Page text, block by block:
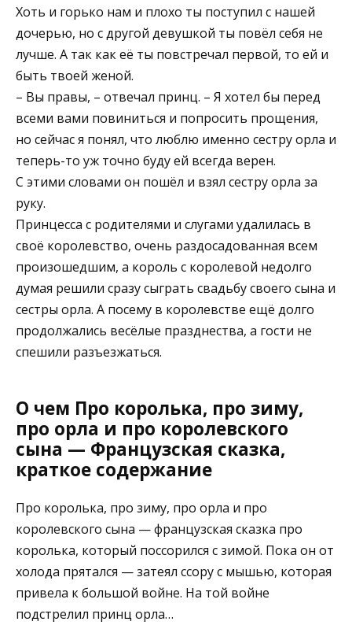
Хоть и горько нам и плохо ты поступил с нашей
дочерью, но с другой девушкой ты повёл себя не
лучше. А так как её ты повстречал первой, то ей и
быть твоей женой.
– Вы правы, – отвечал принц. – Я хотел бы перед
всеми вами повиниться и попросить прощения,
но сейчас я понял, что люблю именно сестру орла и
теперь-то уж точно буду ей всегда верен.
С этими словами он пошёл и взял сестру орла за
руку.
Принцесса с родителями и слугами удалилась в
своё королевство, очень раздосадованная всем
произошедшим, а король с королевой недолго
думая решили сразу сыграть свадьбу своего сына и
сестры орла. А посему в королевстве ещё долго
продолжались весёлые празднества, а гости не
спешили разъезжаться.
О чем Про королька, про зиму,
про орла и про королевского
сына — Французская сказка,
краткое содержание
Про королька, про зиму, про орла и про
королевского сына — французская сказка про
королька, который поссорился с зимой. Пока он от
холода прятался — затеял ссору с мышью, которая
привела к большой войне. На той войне
подстрелил принц орла…